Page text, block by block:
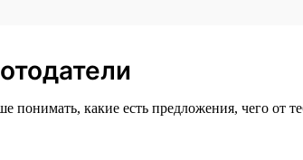
понимать, какие есть предложения, чего от